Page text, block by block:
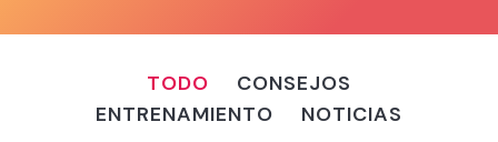
TODO
CONSEJOS
ENTRENAMIENTO
NOTICIAS